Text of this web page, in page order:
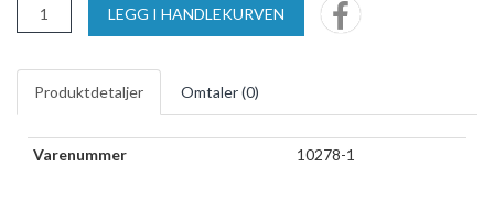
LEGG I HANDLEKURVEN
Produktdetaljer Omtaler (0)
Varenummer 10278-1